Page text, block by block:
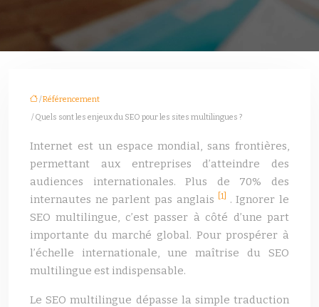
/Référencement
/ Quels sont les enjeux du SEO pour les sites multilingues ?
Internet est un espace mondial, sans frontières,
permettant aux entreprises d’atteindre des
audiences internationales. Plus de 70% des
internautes ne parlent pas anglais
[1] . Ignorer le
SEO multilingue, c’est passer à côté d’une part
importante du marché global. Pour prospérer à
l’échelle internationale, une maîtrise du SEO
multilingue est indispensable.
Le SEO multilingue dépasse la simple traduction